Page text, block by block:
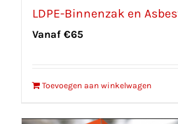
LDPE-Binnenzak en
Vanaf €65
Toevoegen aan winkelwagen